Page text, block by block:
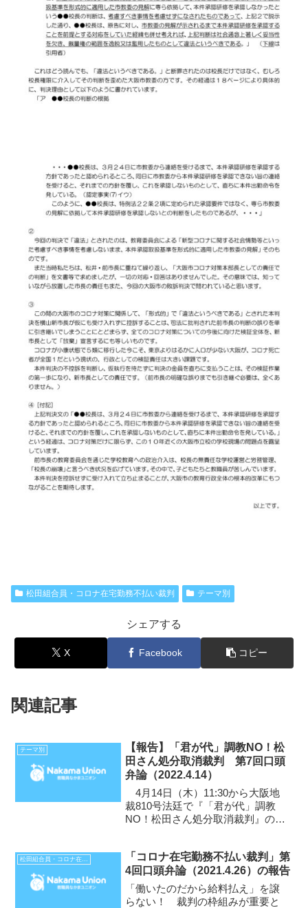
松田組合員・コロナ在宅勤務不払い裁判 テーマ別
シェアする
X Facebook コピー
関連記事
テーマ別
【報告】「君が代」調教NO！松
田さん処分取消裁判 第7回口頭
弁論（2022.4.14）
4月14日（木）11:30から大阪地
裁810号法廷で『「君が代」調教
NO！松田さん処分取消裁判』の第
松田組合員・コロナ在宅勤務不払い裁判
「コロナ在宅勤務不払い裁判」第
4回口頭弁論（2021.4.26）の報告
「働いたのだから給料払え」を譲
らない！ 裁判の枠組みが重要と